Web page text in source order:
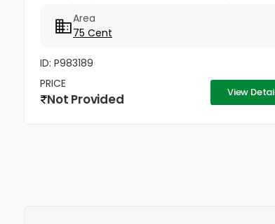
നിർമ്മിക്കാൻ അനുയോജ്യമായ 75 സെന്റ് സ്ഥലം
വിൽപ്പനയ്ക്ക്....
Area
75 Cent
ID: P983189
PRICE
Not Provided View